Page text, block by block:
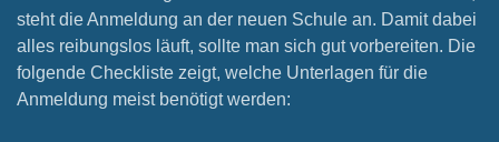
steht die Anmeldung an der neuen Schule an. Damit dabei
alles reibungslos läuft, sollte man sich gut vorbereiten. Die
folgende Checkliste zeigt, welche Unterlagen für die
Anmeldung meist benötigt werden: